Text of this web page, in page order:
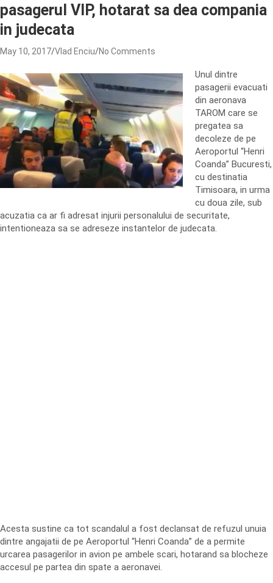
pasagerul VIP, hotarat sa dea compania
in judecata
May 10, 2017 Vlad Enciu No Comments
Unul dintre
pasagerii evacuati
din aeronava
TAROM care se
pregatea sa
decoleze de pe
Aeroportul “Henri
Coanda” Bucuresti,
cu destinatia
Timisoara, in urma
cu doua zile, sub
acuzatia ca ar fi adresat injurii personalului de securitate,
intentioneaza sa se adreseze instantelor de judecata.
Acesta sustine ca tot scandalul a fost declansat de refuzul unuia
dintre angajatii de pe Aeroportul “Henri Coanda” de a permite
urcarea pasagerilor in avion pe ambele scari, hotarand sa blocheze
accesul pe partea din spate a aeronavei.